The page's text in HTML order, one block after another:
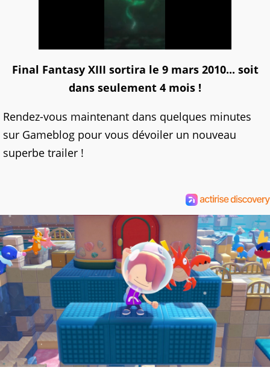
Final Fantasy XIII sortira le 9 mars 2010... soit
dans seulement 4 mois !
Rendez-vous maintenant dans quelques minutes
sur Gameblog pour vous dévoiler un nouveau
superbe trailer !